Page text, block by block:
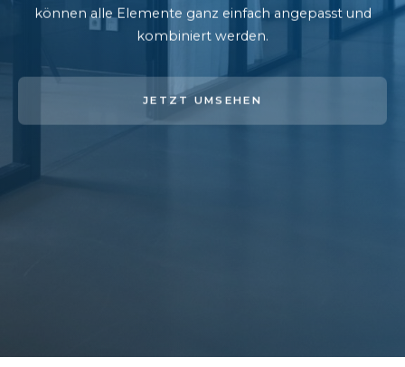
können alle Elemente ganz einfach angepasst und
kombiniert werden.
JETZT UMSEHEN